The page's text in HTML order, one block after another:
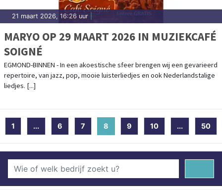
21 maart 2026, 16:26 uur
MARYO OP 29 MAART 2026 IN MUZIEKCAFÉ
SOIGNÉ
EGMOND-BINNEN - In een akoestische sfeer brengen wij een gevarieerd
repertoire, van jazz, pop, mooie luisterliedjes en ook Nederlandstalige
liedjes. [...]
1 ... 6 7 8 (current)
9 10 ... 50